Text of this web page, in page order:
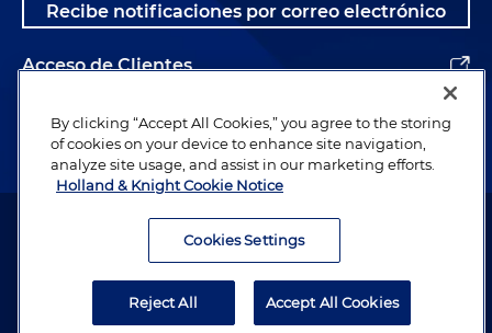
Recibe notificaciones por correo electrónico
Acceso de Clientes
Alumnos
Abogado publicitario. © 1996– 2026 Holland & Knight LLP. Todos los
Política de Privacidad
By clicking “Accept All Cookies,” you agree to the storing
of cookies on your device to enhance site navigation,
analyze site usage, and assist in our marketing efforts.
Holland & Knight Cookie Notice
Cookies Settings
Reject All Accept All Cookies